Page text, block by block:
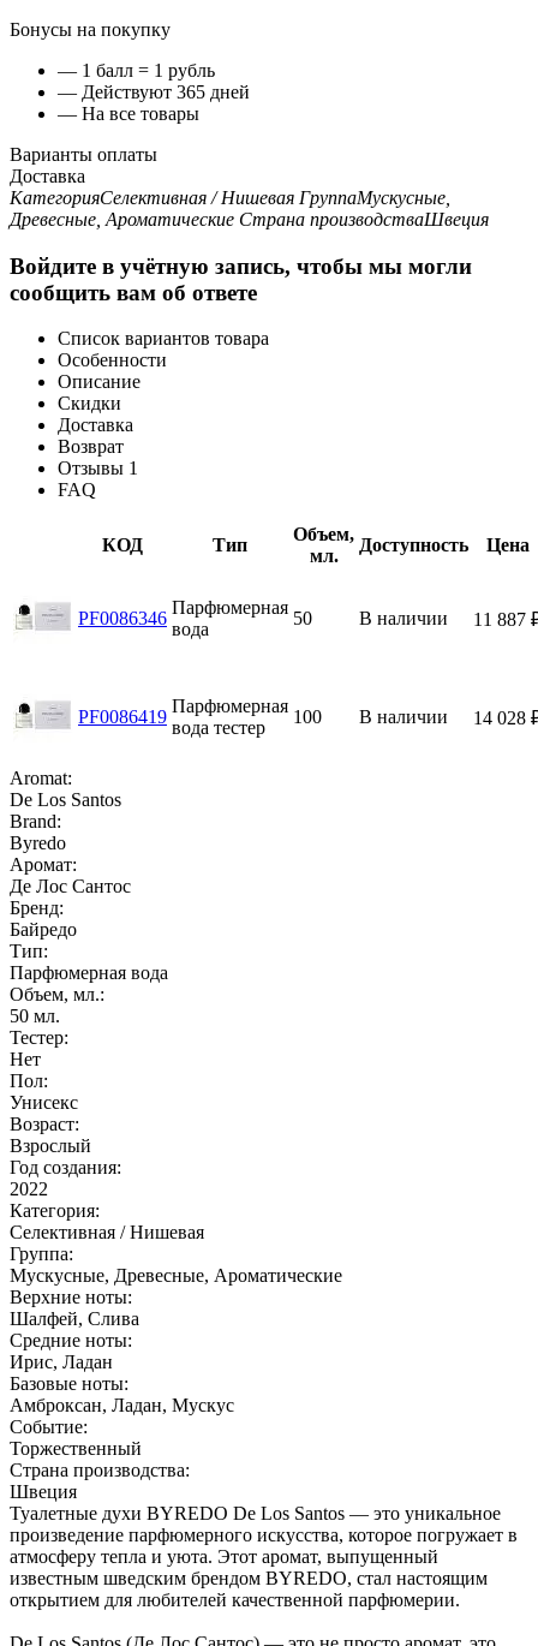
Бонусы на покупку
— 1 балл = 1 рубль
— Действуют 365 дней
— На все товары
Варианты оплаты
Доставка
КатегорияСелективная / Нишевая ГруппаМускусные,
Древесные, Ароматические Страна производстваШвеция
Войдите в учётную запись, чтобы мы могли
сообщить вам об ответе
Список вариантов товара
Особенности
Описание
Скидки
Доставка
Возврат
Отзывы 1
FAQ
КОД Тип
Объем,
мл.
Доступность Цена
PF0086346
Парфюмерная
вода
50 В наличии 11 887
PF0086419
Парфюмерная
вода тестер
100 В наличии 14 028
Aromat:
De Los Santos
Brand:
Byredo
Аромат:
Де Лос Сантос
Бренд:
Байредо
Тип:
Парфюмерная вода
Объем, мл.:
50 мл.
Тестер:
Нет
Пол:
Унисекс
Возраст:
Взрослый
Год создания:
2022
Категория:
Селективная / Нишевая
Группа:
Мускусные, Древесные, Ароматические
Верхние ноты:
Шалфей, Слива
Средние ноты:
Ирис, Ладан
Базовые ноты:
Амброксан, Ладан, Мускус
Событие:
Торжественный
Страна производства:
Швеция
Туалетные духи BYREDO De Los Santos — это уникальное
произведение парфюмерного искусства, которое погружает в
атмосферу тепла и уюта. Этот аромат, выпущенный
известным шведским брендом BYREDO, стал настоящим
открытием для любителей качественной парфюмерии.